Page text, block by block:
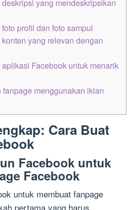
yang mendeskripsikan
profil dan foto sampul
yang relevan dengan
Facebook untuk menarik
menggunakan iklan
Cara Buat
Facebook untuk
Facebook
untuk membuat fanpage
pertama yang harus